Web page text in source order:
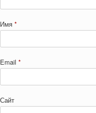
Имя *
Email *
Сайт